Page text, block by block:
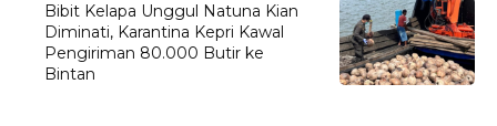
Bibit Kelapa Unggul Natuna Kian
Diminati, Karantina Kepri Kawal
Pengiriman 80.000 Butir ke
Bintan